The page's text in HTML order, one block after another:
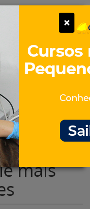
mais
×